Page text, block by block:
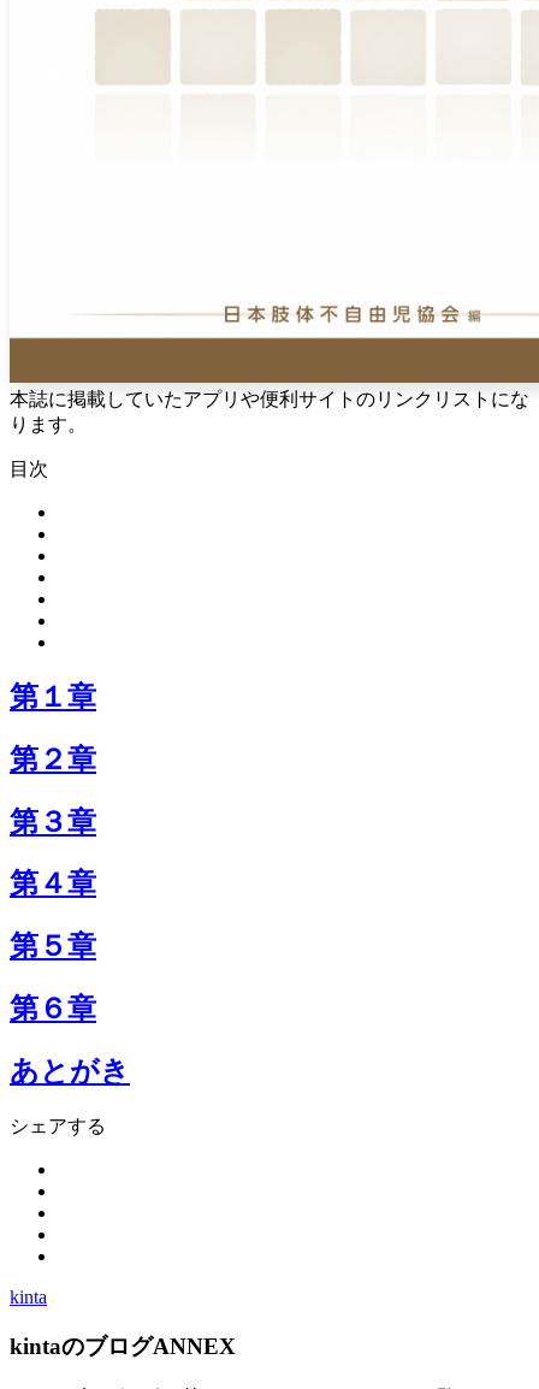
本誌に掲載していたアプリや便利サイトのリンクリストにな
ります。
目次
第１章
第２章
第３章
第４章
第５章
第６章
あとがき
シェアする
kinta
kintaのブログANNEX